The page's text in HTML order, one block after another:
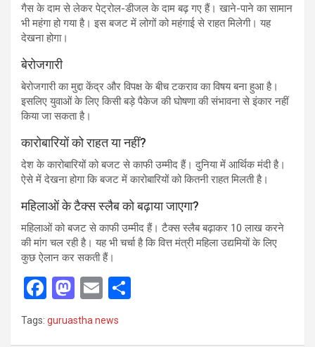
गैस के दाम से लेकर पेट्रोल-डीजल के दाम बढ़ गए हैं। खाने-पाने का सामान
भी महंगा हो गया है। इस बजट में लोगों को महंगाई से राहत मिलेगी। यह
देखना होगा।
बेरोजगारी
बेरोजगारी का मुद्दा केंद्र और विपक्ष के बीच टकराव का विषय बना हुआ है।
इसलिए युवाओं के लिए किसी बड़े पैकेज की घोषणा की संभावना से इंकार नहीं
किया जा सकता है।
कारोबारियों को राहत या नहीं?
देश के कारोबारियों को बजट से काफी उम्मीद हैं। दुनिया में आर्थिक मंदी है।
ऐसे में देखना होगा कि बजट में कारोबारियों को कितनी राहत मिलती है।
महिलाओं के टैक्स स्लैब को बढ़ाया जाएगा?
महिलाओं को बजट से काफी उम्मीद हैं। टैक्स स्लैब बढ़ाकर 10 लाख करने
की मांग चल रही है। यह भी चर्चा है कि वित्त मंत्री महिला उद्यमियों के लिए
कुछ ऐलान कर सकती हैं।
F
ce
M
a
st
E
ail
Tags: guruastha news